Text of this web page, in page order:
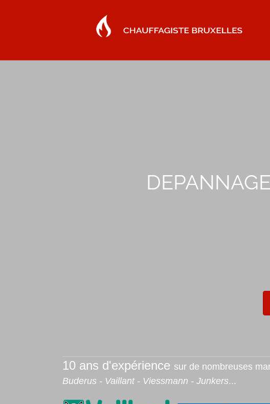
10 ans d'expérience sur de nombreuses
Buderus - Vaillant - Viessmann - Junkers...